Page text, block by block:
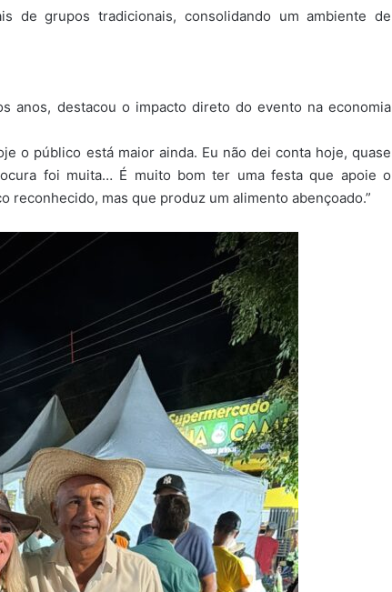
de grupos tradicionais, consolidando um ambiente de
anos, destacou o impacto direto do evento na economia
o público está maior ainda. Eu não dei conta hoje, quase
foi muita… É muito bom ter uma festa que apoie o
mas que produz um alimento abençoado.”